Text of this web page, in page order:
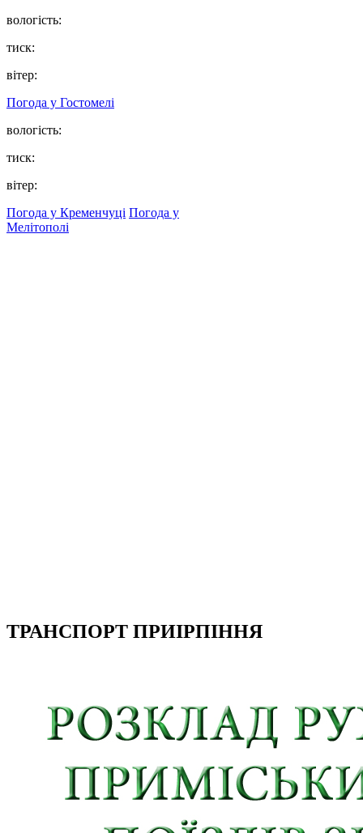
вологість:
тиск:
вітер:
Погода у Гостомелі
вологість:
тиск:
вітер:
Погода у Кременчуці Погода у
Мелітополі
ТРАНСПОРТ ПРИІРПІННЯ